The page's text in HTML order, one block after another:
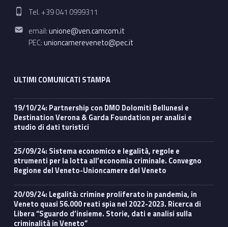
Phone number:
Tel. +39 041 0999311
Email address:
email:unione@ven.camcom.it
PEC:unioncamereveneto@pec.it
ULTIMI COMUNICATI STAMPA
19/10/24: Partnership con DMO Dolomiti Bellunesi e
Destination Verona & Garda Foundation per analisi e
studio di dati turistici
25/09/24: Sistema economico e legalità, regole e
strumenti per la lotta all’economia criminale. Convegno
Regione del Veneto-Unioncamere del Veneto
20/09/24: Legalità: crimine proliferato in pandemia, in
Veneto quasi 56.000 reati spia nel 2022-2023. Ricerca di
Libera “Sguardo d’insieme. Storie, dati e analisi sulla
criminalità in Veneto”